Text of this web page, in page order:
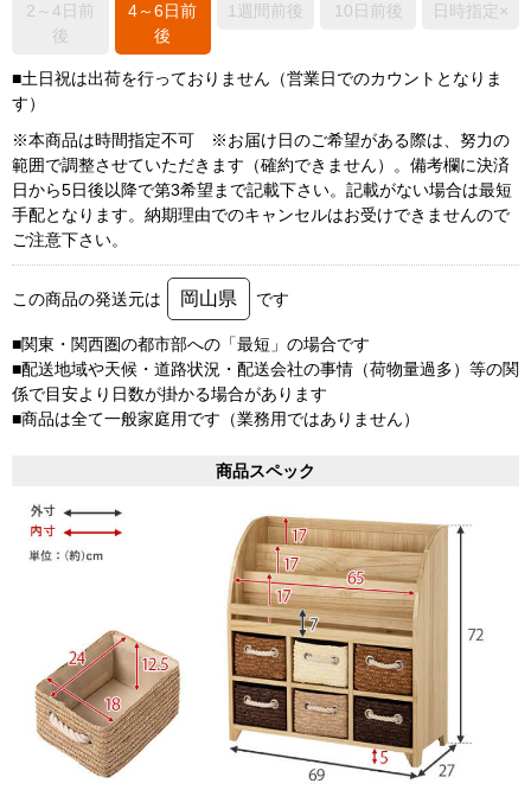
2～4日前
後
4～6日前
後
1週間前後 10日前後 日時指定×
■土日祝は出荷を行っておりません（営業日でのカウントとなりま
す）
※本商品は時間指定不可 ※お届け日のご希望がある際は、努力の
範囲で調整させていただきます（確約できません）。備考欄に決済
日から5日後以降で第3希望まで記載下さい。記載がない場合は最短
手配となります。納期理由でのキャンセルはお受けできませんので
ご注意下さい。
この商品の発送元は 岡山県 です
■関東・関西圏の都市部への「最短」の場合です
■配送地域や天候・道路状況・配送会社の事情（荷物量過多）等の関
係で目安より日数が掛かる場合があります
■商品は全て一般家庭用です（業務用ではありません）
商品スペック